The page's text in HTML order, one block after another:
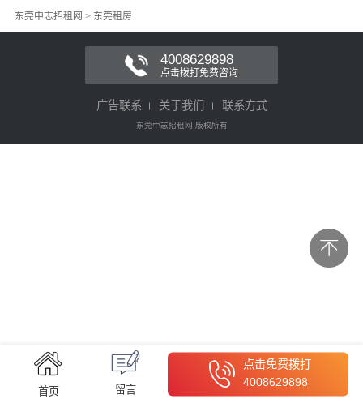
东莞中志招租网 > 东莞租房
首页 留言
点击免费拨打
4008629898
4008629898
点击拨打免费咨询
广告联系 关于我们 联系方式
东莞中志招租网 版权所有